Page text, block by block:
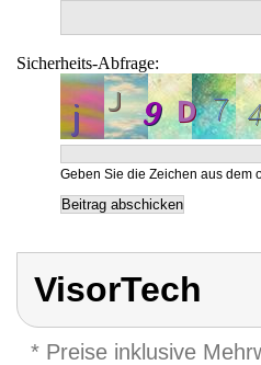
Sicherheits-Abfrage:
Geben Sie die Zeichen aus dem
VisorTech
* Preise inklusive